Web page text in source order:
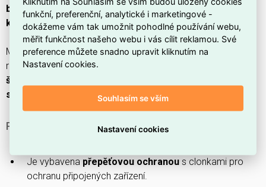
bílá/bílá s přepěťovou ochranou , clonkami
zemnícím
kolíkem,dět skou ochranouasignálním světlem.
Má 1 zásuvku ,nominální proud 16 Apři230 V, krytí
rozměry81 × 81 × 48,3 mm
šroubovým upevněním
svorky
smyčkovou funkci.
PROČ SI VYBRAT TUTO ZÁSUVKU?
Je vybavena přepěťovou ochranou s clonkami pro
ochranu připojených zařízení.
funkční, preferenční, analytické i marketingové -
dokážeme vám tak umožnit pohodlné používání webu,
měřit funkčnost našeho webu i vás cílit reklamou. Své
preference můžete snadno upravit kliknutím na
Nastavení cookies.
Souhlasím se vším
Nastavení cookies